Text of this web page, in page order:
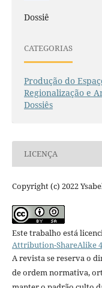
Dossiê
CATEGORIAS
Produção do
Regionalização e
Dossiês
LICENÇA
Copyright (c) 2022
Este trabalho está
Attribution-ShareAlike
A revista se reserva o
de ordem normativa,